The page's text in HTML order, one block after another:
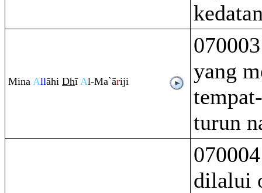
Mina Allāhi DhīAl-Ma`āriji
yang
turun
dilalui